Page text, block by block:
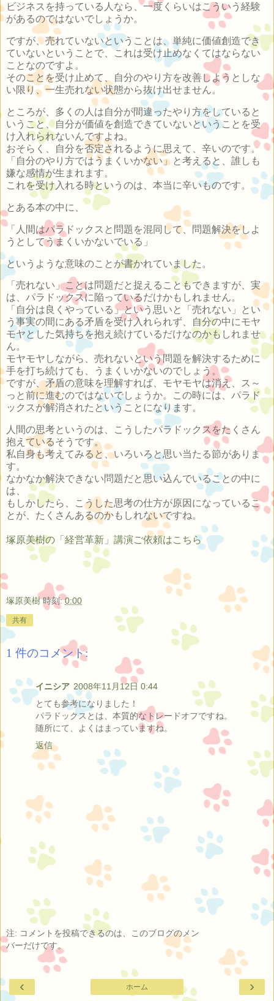
ビジネスを持っている人なら、一度くらいはこういう経験
があるのではないでしょうか。
ですが、売れていないということは、単純に価値創造でき
ていないということで、これは受け止めなくてはならない
ことなのですよ。
そのことを受け止めて、自分のやり方を改善しようとしな
い限り、一生売れない状態から抜け出せません。
ところが、多くの人は自分が間違ったやり方をしていると
いうこと、自分が価値を創造できていないということを受
け入れられないんですよね。
おそらく、自分を否定されるように思えて、辛いのです。
「自分のやり方ではうまくいかない」と考えると、誰しも
嫌な感情が生まれます。
これを受け入れる時というのは、本当に辛いものです。
とある本の中に、
「人間はパラドックスと問題を混同して、問題解決をしよ
うとしてうまくいかないでいる」
というような意味のことが書かれていました。
「売れない」ことは問題だと捉えることもできますが、実
は、パラドックスに陥っているだけかもしれません。
「自分は良くやっている」という思いと「売れない」とい
う事実の間にある矛盾を受け入れられず、自分の中にモヤ
モヤとした気持ちを抱え続けているだけなのかもしれませ
ん。
モヤモヤしながら、売れないという問題を解決するために
手を打ち続けても、うまくいかないのでしょう。
ですが、矛盾の意味を理解すれば、モヤモヤは消え、ス～
っと前に進むのではないでしょうか。この時には、パラド
ックスが解消されたということになります。
人間の思考というのは、こうしたパラドックスをたくさん
抱えているそうです。
私自身も考えてみると、いろいろと思い当たる節がありま
す。
なかなか解決できない問題だと思い込んでいることの中に
は、
もしかしたら、こうした思考の仕方が原因になっているこ
とが、たくさんあるのかもしれないですね。
塚原美樹の「経営革新」講演ご依頼はこちら
塚原美樹 時刻:0:00
共有
1 件のコメント:
イニシア 2008年11月12日 0:44
とても参考になりました！
パラドックスとは、本質的なトレードオフですね。
随所にて、よくはまっていますね。
返信
注: コメントを投稿できるのは、このブログのメン
バーだけです。
‹ ›
ホーム